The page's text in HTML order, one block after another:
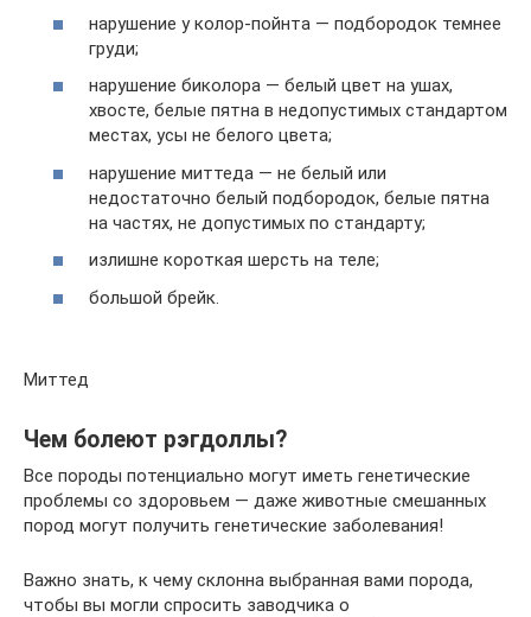
нарушение у колор-пойнта — подбородок темнее
груди;
нарушение биколора — белый цвет на ушах,
хвосте, белые пятна в недопустимых стандартом
местах, усы не белого цвета;
нарушение миттеда — не белый или
недостаточно белый подбородок, белые пятна
на частях, не допустимых по стандарту;
излишне короткая шерсть на теле;
большой брейк.
Миттед
Чем болеют рэгдоллы?
Все породы потенциально могут иметь генетические
проблемы со здоровьем — даже животные смешанных
пород могут получить генетические заболевания!
Важно знать, к чему склонна выбранная вами порода,
чтобы вы могли спросить заводчика о